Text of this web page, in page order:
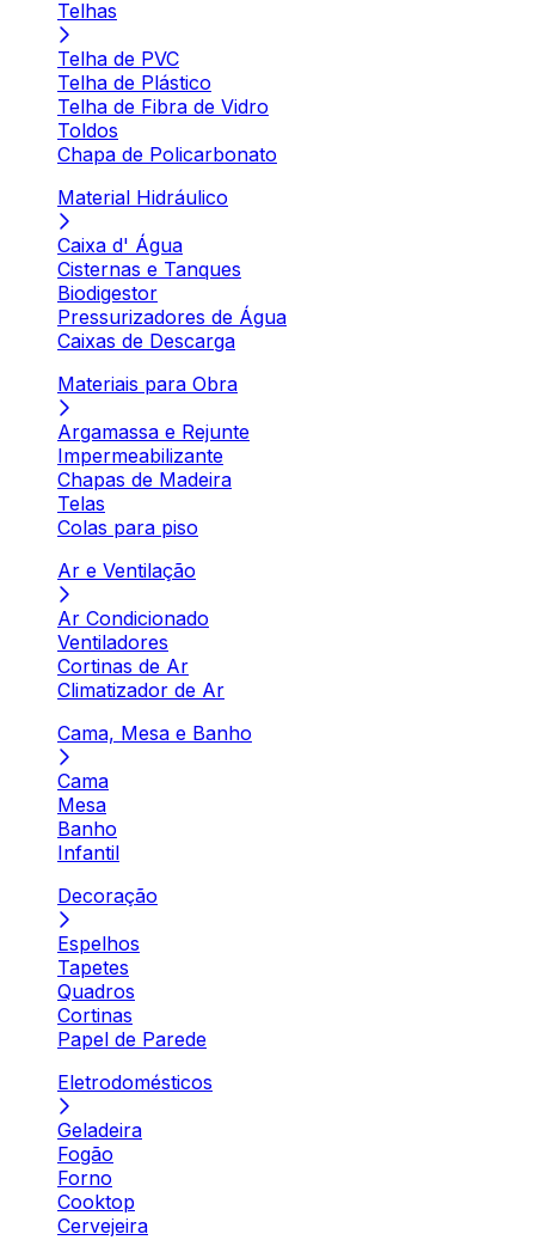
Telhas
Telha de PVC
Telha de Plástico
Telha de Fibra de Vidro
Toldos
Chapa de Policarbonato
Material Hidráulico
Caixa d' Água
Cisternas e Tanques
Biodigestor
Pressurizadores de Água
Caixas de Descarga
Materiais para Obra
Argamassa e Rejunte
Impermeabilizante
Chapas de Madeira
Telas
Colas para piso
Ar e Ventilação
Ar Condicionado
Ventiladores
Cortinas de Ar
Climatizador de Ar
Cama, Mesa e Banho
Cama
Mesa
Banho
Infantil
Decoração
Espelhos
Tapetes
Quadros
Cortinas
Papel de Parede
Eletrodomésticos
Geladeira
Fogão
Forno
Cooktop
Cervejeira